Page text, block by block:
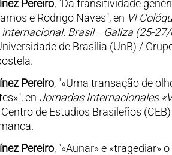
Pereiro, "Da transitividade
e Rodrigo Naves", en VI
internacional. Brasil –Galiza (25-
de Brasília (UnB) /
Pereiro, "«Uma transação de
en Jornadas Internacionales
Centro de Estudios Brasileños
Pereiro, "«Aunar» e «tragediar»